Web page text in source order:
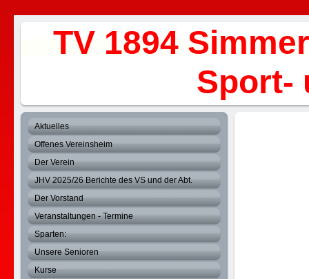
TV 1894
Sport- und
Aktuelles
Offenes Vereinsheim
Der Verein
JHV 2025/26 Berichte des VS und der Abt.
Der Vorstand
Veranstaltungen - Termine
Sparten:
Unsere Senioren
Kurse